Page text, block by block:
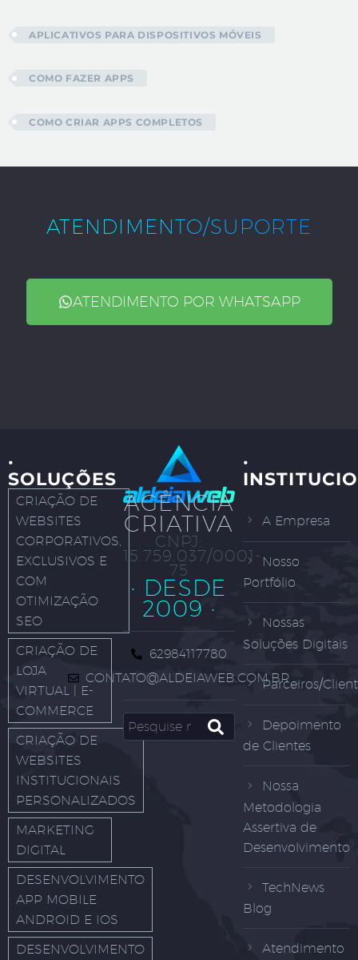
APLICATIVOS PARA DISPOSITIVOS MÓVEIS
COMO FAZER APPS
COMO CRIAR APPS COMPLETOS
ATENDIMENTO/SUPORTE
ATENDIMENTO POR WHATSAPP
·
SOLUÇÕES
CRIAÇÃO DE
WEBSITES
CORPORATIVOS,
EXCLUSIVOS E
COM
OTIMIZAÇÃO
SEO
CRIAÇÃO DE
LOJA
VIRTUAL | E-
COMMERCE
CRIAÇÃO DE
WEBSITES
INSTITUCIONAIS
PERSONALIZADOS
MARKETING
DIGITAL
DESENVOLVIMENTO
APP MOBILE
ANDROID E IOS
DESENVOLVIMENTO
AGÊNCIA
CRIATIVA
CNPJ:
15.759.037/0001-
75
· DESDE
2009 ·
62984117780
CONTATO@ALDEIAWEB.COM.BR
·
A Empresa
Nosso
Portfólio
Nossas
Soluções Digitais
Parceiros/
Depoimento
de Clientes
Nossa
Metodologia
Assertiva de
Desenvolvimento
TechNews
Blog
Atendimento